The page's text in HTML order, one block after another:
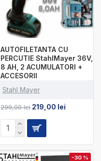
Stahl Mayer
AUTOFILETANTA CU
PERCUTIE StahlMayer 36V,
8 AH, 2 ACUMULATORI +
ACCESORII
299,00 lei 219,00 lei
-30 %